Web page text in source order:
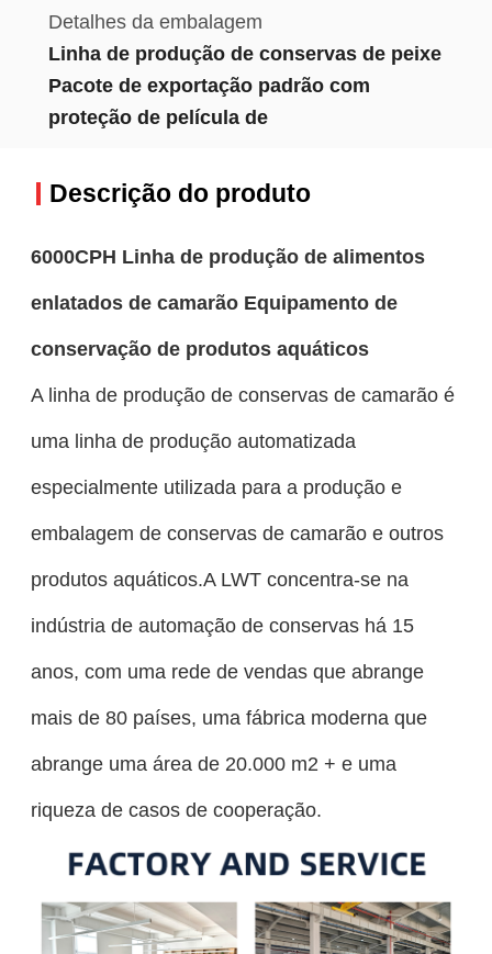
Detalhes da embalagem
Linha de produção de conservas de peixe
Pacote de exportação padrão com
proteção de película de
Descrição do produto
6000CPH Linha de produção de alimentos
enlatados de camarão Equipamento de
conservação de produtos aquáticos
A linha de produção de conservas de camarão é
uma linha de produção automatizada
especialmente utilizada para a produção e
embalagem de conservas de camarão e outros
produtos aquáticos.A LWT concentra-se na
indústria de automação de conservas há 15
anos, com uma rede de vendas que abrange
mais de 80 países, uma fábrica moderna que
abrange uma área de 20.000 m2 + e uma
riqueza de casos de cooperação.